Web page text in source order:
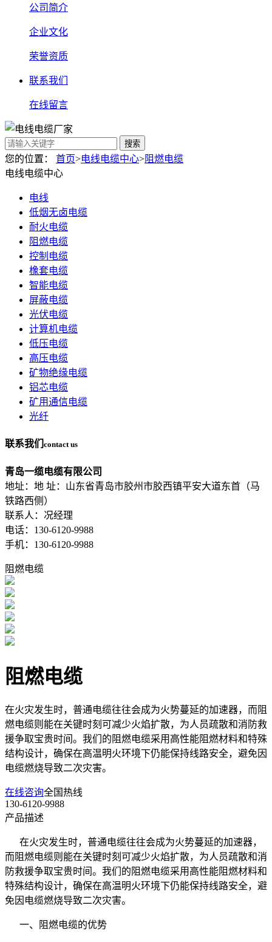
公司简介
企业文化
荣誉资质
联系我们
在线留言
搜索
您的位置： 首页>电线电缆中心>阻燃电缆
电线电缆中心
电线
低烟无卤电缆
耐火电缆
阻燃电缆
控制电缆
橡套电缆
智能电缆
屏蔽电缆
光伏电缆
计算机电缆
低压电缆
高压电缆
矿物绝缘电缆
铝芯电缆
矿用通信电缆
光纤
联系我们 contact us
青岛一缆电缆有限公司
地址：地 址：山东省青岛市胶州市胶西镇平安大道东首（马
铁路西侧）
联系人：况经理
电话：130-6120-9988
手机：130-6120-9988
阻燃电缆
阻燃电缆
在火灾发生时，普通电缆往往会成为火势蔓延的加速器，而阻
燃电缆则能在关键时刻可减少火焰扩散，为人员疏散和消防救
援争取宝贵时间。我们的阻燃电缆采用高性能阻燃材料和特殊
结构设计，确保在高温明火环境下仍能保持线路安全，避免因
电缆燃烧导致二次灾害。
在线咨询全国热线
130-6120-9988
产品描述
在火灾发生时，普通电缆往往会成为火势蔓延的加速器，
而阻燃电缆则能在关键时刻可减少火焰扩散，为人员疏散和消
防救援争取宝贵时间。我们的阻燃电缆采用高性能阻燃材料和
特殊结构设计，确保在高温明火环境下仍能保持线路安全，避
免因电缆燃烧导致二次灾害。
一、阻燃电缆的优势